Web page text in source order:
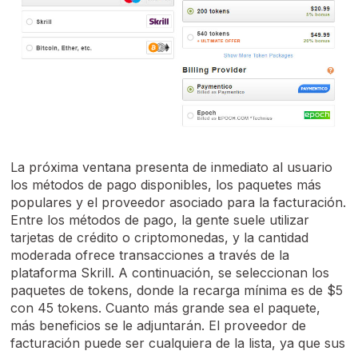
La próxima ventana presenta de inmediato al usuario
los métodos de pago disponibles, los paquetes más
populares y el proveedor asociado para la facturación.
Entre los métodos de pago, la gente suele utilizar
tarjetas de crédito o criptomonedas, y la cantidad
moderada ofrece transacciones a través de la
plataforma Skrill. A continuación, se seleccionan los
paquetes de tokens, donde la recarga mínima es de $5
con 45 tokens. Cuanto más grande sea el paquete,
más beneficios se le adjuntarán. El proveedor de
facturación puede ser cualquiera de la lista, ya que sus